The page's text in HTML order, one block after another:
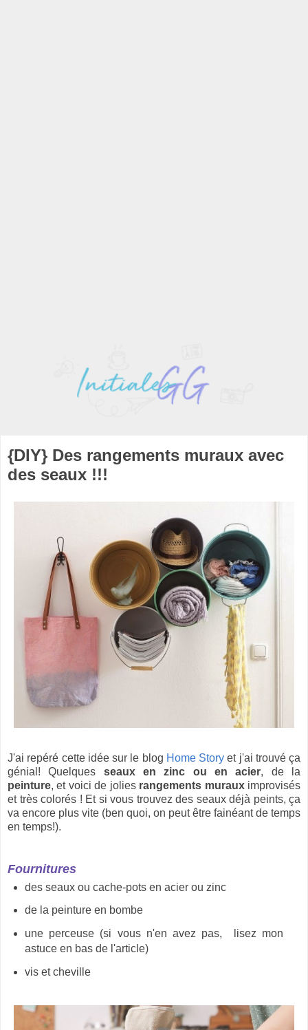
{DIY} Des rangements muraux avec
des seaux !!!
J'ai repéré cette idée sur le blog Home Storyet j'ai trouvé ça
génial! Quelques seaux en zinc ou en acier, de la
peinture, et voici de jolies rangements murauximprovisés
et très colorés ! Et si vous trouvez des seaux déjà peints, ça
va encore plus vite (ben quoi, on peut être fainéant de temps
en temps!).
Fournitures
des seaux ou cache-pots en acier ou zinc
de la peinture en bombe
une perceuse (si vous n'en avez pas, lisez mon
astuce en bas de l'article)
vis et cheville